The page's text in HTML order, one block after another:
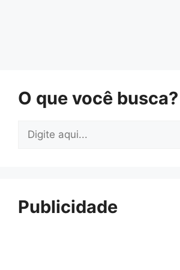
O que você busca?
Pesquisar
Publicidade